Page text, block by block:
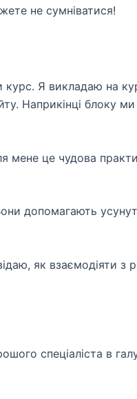
не сумніватися!
Я викладаю на
Наприкінці блоку
мене це чудова
допомагають
як взаємодіяти з
спеціаліста в